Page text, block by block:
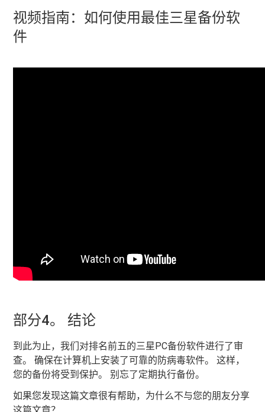
视频指南：如何使用最佳三星备份软
件
部分4。 结论
到此为止，我们对排名前五的三星PC备份软件进行了审
查。 确保在计算机上安装了可靠的防病毒软件。 这样，
您的备份将受到保护。 别忘了定期执行备份。
如果您发现这篇文章很有帮助，为什么不与您的朋友分享